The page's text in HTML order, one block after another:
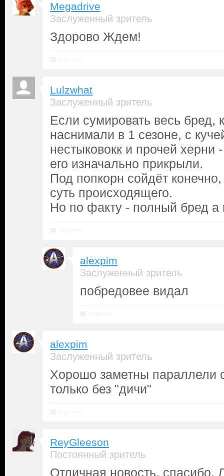
Megadrive
Заслуженный зритель
Здорово Ждем!
Lulzwhat
Заслуженный зритель
Если сумировать весь бред,
наснимали в 1 сезоне, с
нестыковокк и прочей херни
его изначально прикрыли.
Под попкорн сойдёт
суть происходящего.
Но по факту - полный бред а
alexpim
Заслуженный зритель
побредовее видал
alexpim
Заслуженный зритель
Хорошо заметны параллели
только без "дичи"
ReyGleeson
Постоянный зритель
Отличная новость, спасибо,